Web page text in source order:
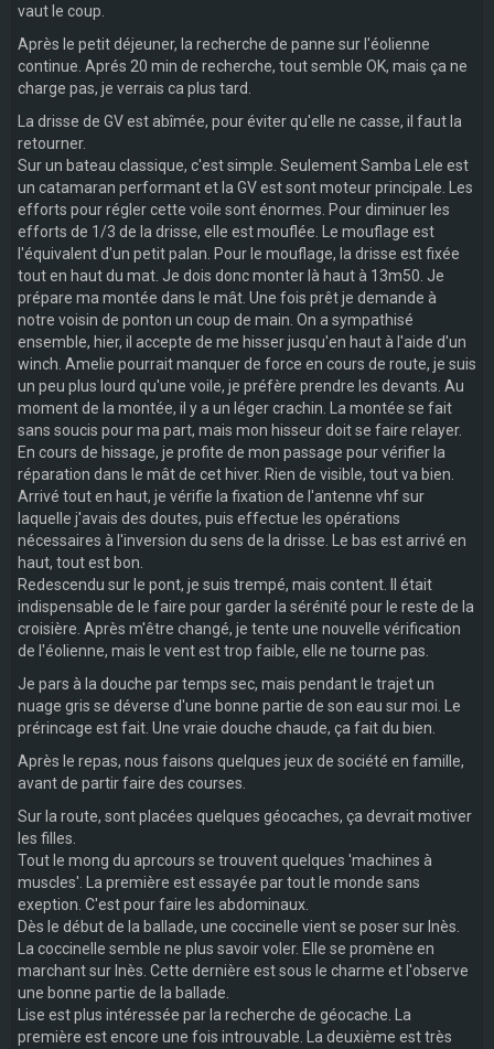
vaut le coup.
Après le petit déjeuner, la recherche de panne sur l'éolienne
continue. Aprés 20 min de recherche, tout semble OK, mais ça ne
charge pas, je verrais ca plus tard.
La drisse de GV est abîmée, pour éviter qu'elle ne casse, il faut la
retourner.
Sur un bateau classique, c'est simple. Seulement Samba Lele est
un catamaran performant et la GV est sont moteur principale. Les
efforts pour régler cette voile sont énormes. Pour diminuer les
efforts de 1/3 de la drisse, elle est mouflée. Le mouflage est
l'équivalent d'un petit palan. Pour le mouflage, la drisse est fixée
tout en haut du mat. Je dois donc monter là haut à 13m50. Je
prépare ma montée dans le mât. Une fois prêt je demande à
notre voisin de ponton un coup de main. On a sympathisé
ensemble, hier, il accepte de me hisser jusqu'en haut à l'aide d'un
winch. Amelie pourrait manquer de force en cours de route, je suis
un peu plus lourd qu'une voile, je préfère prendre les devants. Au
moment de la montée, il y a un léger crachin. La montée se fait
sans soucis pour ma part, mais mon hisseur doit se faire relayer.
En cours de hissage, je profite de mon passage pour vérifier la
réparation dans le mât de cet hiver. Rien de visible, tout va bien.
Arrivé tout en haut, je vérifie la fixation de l'antenne vhf sur
laquelle j'avais des doutes, puis effectue les opérations
nécessaires à l'inversion du sens de la drisse. Le bas est arrivé en
haut, tout est bon.
Redescendu sur le pont, je suis trempé, mais content. Il était
indispensable de le faire pour garder la sérénité pour le reste de la
croisière. Après m'être changé, je tente une nouvelle vérification
de l'éolienne, mais le vent est trop faible, elle ne tourne pas.
Je pars à la douche par temps sec, mais pendant le trajet un
nuage gris se déverse d'une bonne partie de son eau sur moi. Le
prérincage est fait. Une vraie douche chaude, ça fait du bien.
Après le repas, nous faisons quelques jeux de société en famille,
avant de partir faire des courses.
Sur la route, sont placées quelques géocaches, ça devrait motiver
les filles.
Tout le mong du aprcours se trouvent quelques 'machines à
muscles'. La première est essayée par tout le monde sans
exeption. C'est pour faire les abdominaux.
Dès le début de la ballade, une coccinelle vient se poser sur Inès.
La coccinelle semble ne plus savoir voler. Elle se promène en
marchant sur Inès. Cette dernière est sous le charme et l'observe
une bonne partie de la ballade.
Lise est plus intéressée par la recherche de géocache. La
première est encore une fois introuvable. La deuxième est très